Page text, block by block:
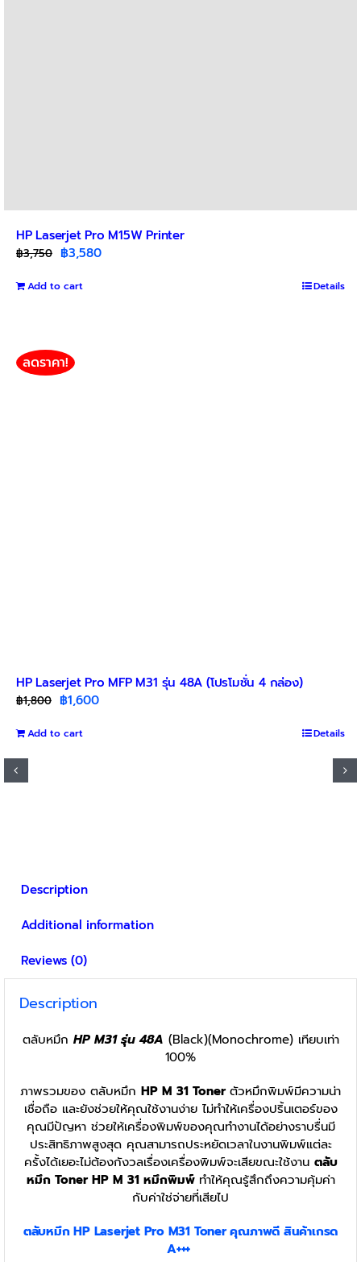
HP Laserjet Pro M15W Printer
฿3,750 Original
was:
฿3,580Current
Add to cart Details
ลดราคา!
HP Laserjet Pro MFP M31 รุ่น 48A (โปรโมชั่น 4 กล่อง)
฿1,800 Original
was:
฿1,600Current
Add to cart Details
Description
Additional information
Reviews (0)
Description
ตลับหมึก HP M31 รุ่น 48A (Black)(Monochrome) เทียบเท่า
100%
ภาพรวมของ ตลับหมึก HP M 31 Tonerตัวหมึกพิมพ์มีความน่า
เชื่อถือ และยังช่วยให้คุณใช้งานง่าย ไม่ทำให้เครื่องปริ้นเตอร์ของ
คุณมีปัญหา ช่วยให้เครื่องพิมพ์ของคุณทำงานได้อย่างราบรื่นมี
ประสิทธิภาพสูงสุด คุณสามารถประหยัดเวลาในงานพิมพ์แต่ละ
ครั้งได้เยอะไม่ต้องกังวลเรื่องเครื่องพิมพ์จะเสียขณะใช้งาน ตลับ
หมึก Toner HP M 31 หมึกพิมพ์ ทำให้คุณรู้สึกถึงความคุ้มค่า
กับค่าใช่จ่ายที่เสียไป
ตลับหมึก HP Laserjet Pro M31 Tonerคุณภาพดี สินค้าเกรด
A+++